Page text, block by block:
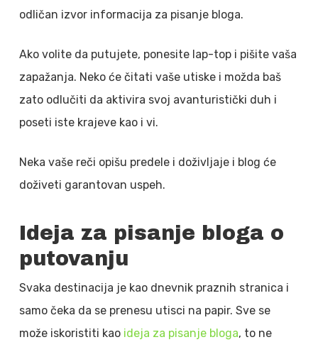
odličan izvor informacija za pisanje bloga.
Ako volite da putujete, ponesite lap-top i pišite vaša
zapažanja. Neko će čitati vaše utiske i možda baš
zato odlučiti da aktivira svoj avanturistički duh i
poseti iste krajeve kao i vi.
Neka vaše reči opišu predele i doživljaje i blog će
doživeti garantovan uspeh.
Ideja za pisanje bloga o
putovanju
Svaka destinacija je kao dnevnik praznih stranica i
samo čeka da se prenesu utisci na papir. Sve se
može iskoristiti kao ideja za pisanje bloga, to ne